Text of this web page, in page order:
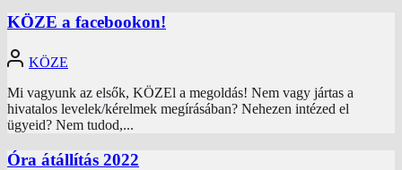
KÖZE a facebookon!
KÖZE
Mi vagyunk az elsők, KÖZEl a megoldás! Nem vagy jártas a
hivatalos levelek/kérelmek megírásában? Nehezen intézed el
ügyeid? Nem tudod,...
Óra átállítás 2022